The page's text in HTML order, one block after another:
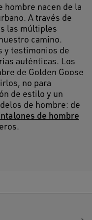
hombre nacen de la
A través de
las múltiples
camino.
y testimonios de
auténticas. Los
de Golden Goose
no para
de estilo y un
de hombre: de
de hombre